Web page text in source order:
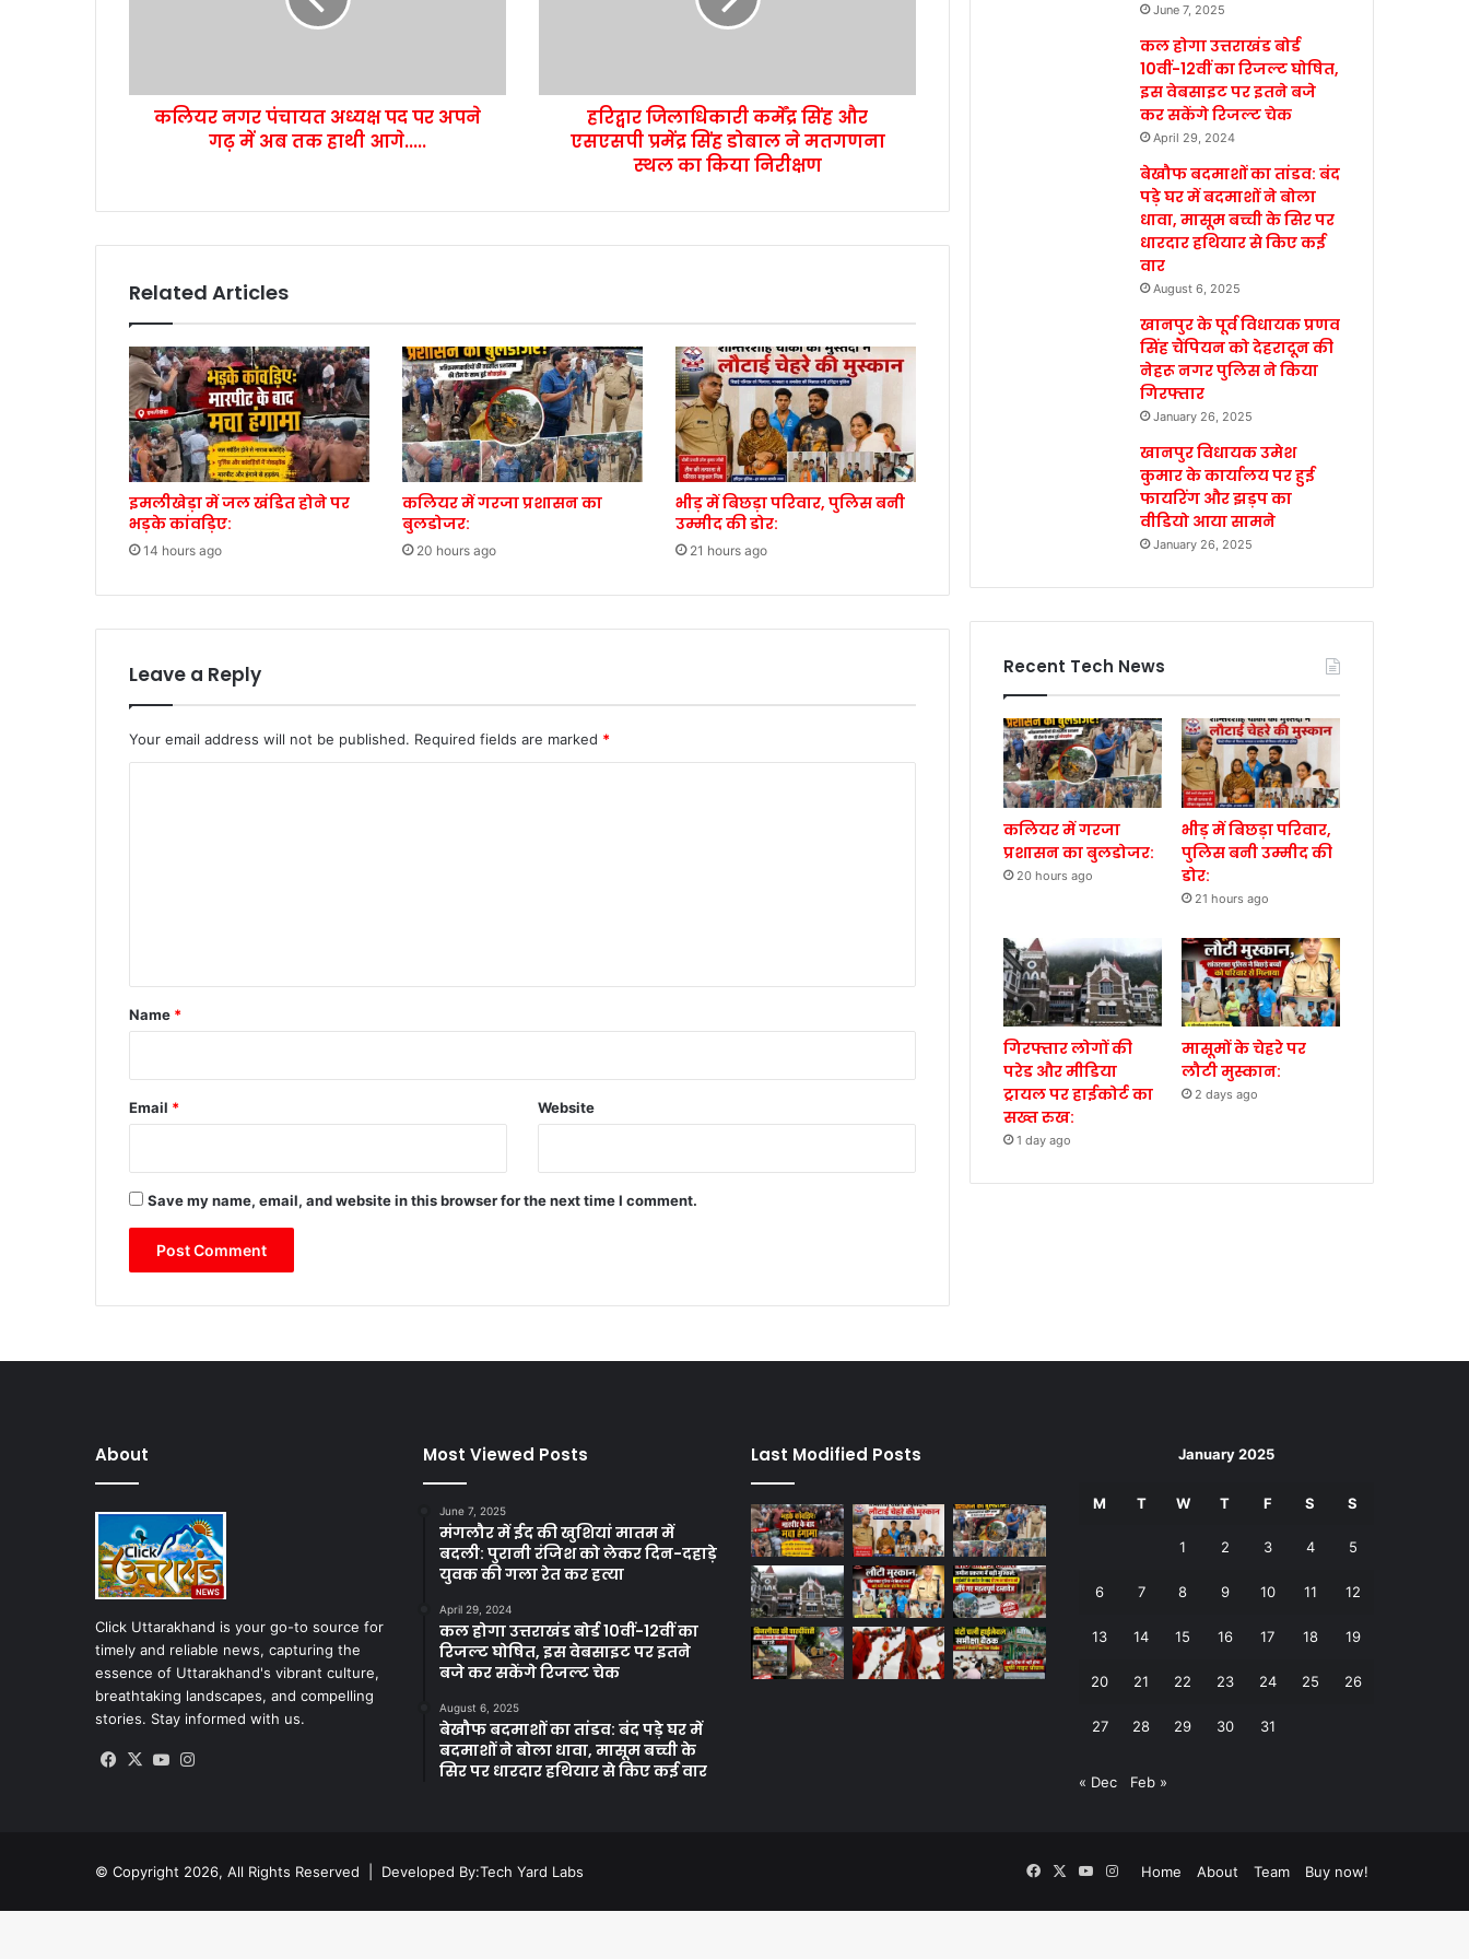
कलियर नगर पंचायत अध्यक्ष पद पर अपने
गढ़ में अब तक हाथी आगे.....
हरिद्वार जिलाधिकारी कर्मेंद्र सिंह और
एसएसपी प्रमेंद्र सिंह डोबाल ने मतगणना
स्थल का किया निरीक्षण
Related Articles
इमलीखेड़ा में जल खंडित होने पर
भड़के कांवड़िए:
14 hours ago
कलियर में गरजा प्रशासन का
बुलडोजर:
20 hours ago
भीड़ में बिछड़ा परिवार, पुलिस बनी
उम्मीद की डोर:
21 hours ago
Leave a Reply
Your email address will not be published. Required fields are marked *
*
Name *
Email * Website
Save my name, email, and website in this browser for the next time I comment.
June 7, 2025
कल होगा उत्तराखंड बोर्ड
10वीं-12वीं का रिजल्ट घोषित,
इस वेबसाइट पर इतने बजे
कर सकेंगे रिजल्ट चेक
April 29, 2024
बेखौफ बदमाशों का तांडव: बंद
पड़े घर में बदमाशों ने बोला
धावा, मासूम बच्ची के सिर पर
धारदार हथियार से किए कई
वार
August 6, 2025
खानपुर के पूर्व विधायक प्रणव
सिंह चैंपियन को देहरादून की
नेहरू नगर पुलिस ने किया
गिरफ्तार
January 26, 2025
खानपुर विधायक उमेश
कुमार के कार्यालय पर हुई
फायरिंग और झड़प का
वीडियो आया सामने
January 26, 2025
Recent Tech News
कलियर में गरजा
प्रशासन का बुलडोजर:
20 hours ago
भीड़ में बिछड़ा परिवार,
पुलिस बनी उम्मीद की
डोर:
21 hours ago
गिरफ्तार लोगों की
परेड और मीडिया
ट्रायल पर हाईकोर्ट का
सख्त रुख:
1 day ago
मासूमों के चेहरे पर
लौटी मुस्कान:
2 days ago
About
Click Uttarakhand is your go-to source for
timely and reliable news, capturing the
essence of Uttarakhand's vibrant culture,
breathtaking landscapes, and compelling
stories. Stay informed with us.
Facebook
X YouTube
Most Viewed Posts
June 7, 2025
मंगलौर में ईद की खुशियां मातम में
बदली: पुरानी रंजिश को लेकर दिन-दहाड़े
युवक की गला रेत कर हत्या
April 29, 2024
कल होगा उत्तराखंड बोर्ड 10वीं-12वीं का
रिजल्ट घोषित, इस वेबसाइट पर इतने
बजे कर सकेंगे रिजल्ट चेक
August 6, 2025
बेखौफ बदमाशों का तांडव: बंद पड़े घर में
बदमाशों ने बोला धावा, मासूम बच्ची के
सिर पर धारदार हथियार से किए कई वार
Last Modified Posts January 2025
M T W T F S S
1 2 3 4 5
6 7 8 9 10 11 12
13 14 15 16 17 18 19
20 21 22 23 24 25 26
27 28 29 30 31
« Dec Feb »
© Copyright 2026, All Rights Reserved | Developed By:Tech Yard Labs Home About Team Buy now!
FacebookYouTube
Instagram